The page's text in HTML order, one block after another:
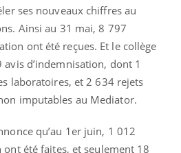
ses nouveaux chiffres au
Ainsi au 31 mai, 8 797
ont été reçues. Et le collège
avis d’indemnisation, dont 1
laboratoires, et 2 634 rejets
imputables au Mediator.
qu’au 1er juin, 1 012
ont été faites, et seulement 18